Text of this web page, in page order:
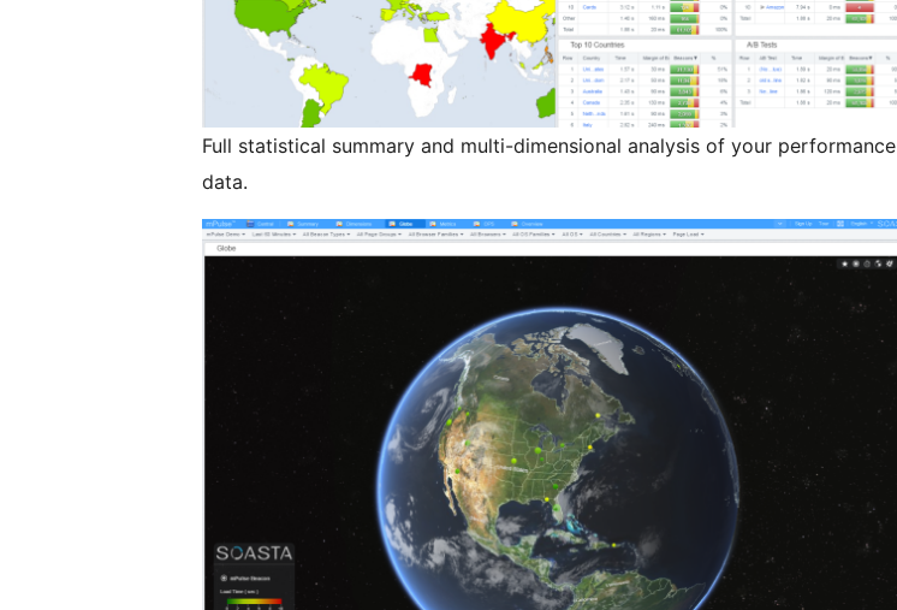
Full statistical summary and multi-dimensional analysis of your performance
data.